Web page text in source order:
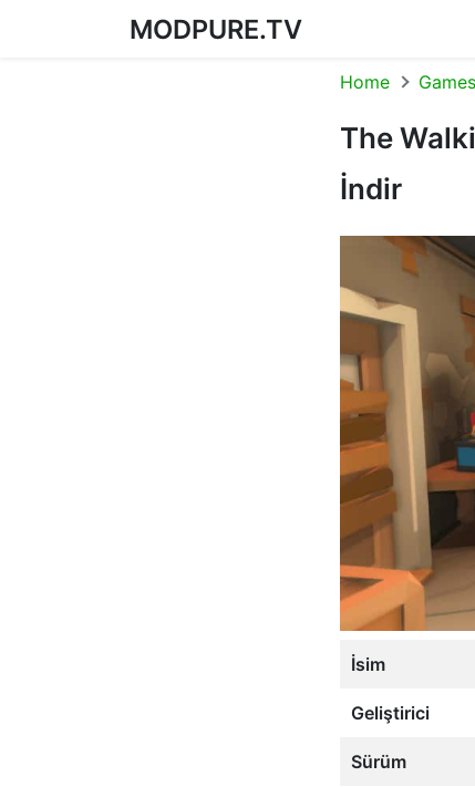
MODPURE.TV
Home Games
The
İndir
İsim
Geliştirici
Sürüm